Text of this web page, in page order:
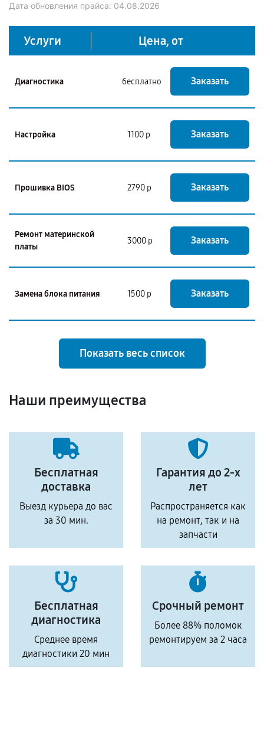
Дата обновления прайса: 04.08.2026
Услуги Цена, от
Диагностика бесплатно Заказать
Настройка 1100 р Заказать
Прошивка BIOS 2790 р Заказать
Ремонт материнской
платы
3000 р Заказать
Замена блока питания 1500 р Заказать
Показать весь список
Наши преимущества
Бесплатная
доставка
Выезд курьера до вас
за 30 мин.
Гарантия до 2-х
лет
Распространяется как
на ремонт, так и на
запчасти
Бесплатная
диагностика
Среднее время
диагностики 20 мин
Срочный ремонт
Более 88% поломок
ремонтируем за 2 часа